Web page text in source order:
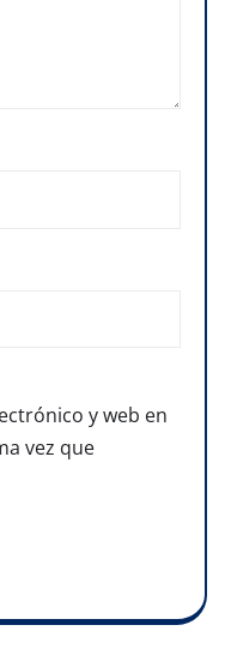
y web en
vez que